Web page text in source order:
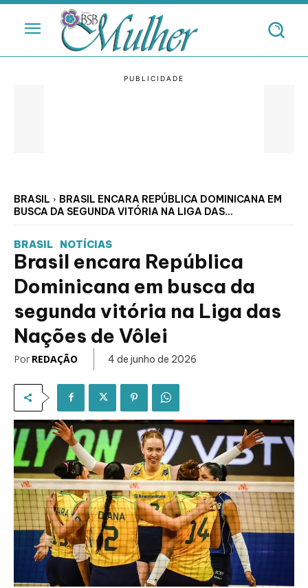
BRASIL
BRASIL ENCARA REPÚBLICA DOMINICANA EM
BUSCA DA SEGUNDA VITÓRIA NA LIGA DAS...
BRASIL NOTÍCIAS
Brasil encara República
Dominicana em busca da
segunda vitória na Liga das
Nações de Vôlei
Por REDAÇÃO 4 de junho de 2026